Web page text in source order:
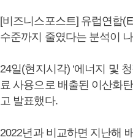
[비즈니스포스트] 유럽연합
수준까지 줄였다는 분석이
24일(현지시각) ‘에너지 및
료 사용으로 배출된 이산화
고 발표했다.
2022년과 비교하면 지난해